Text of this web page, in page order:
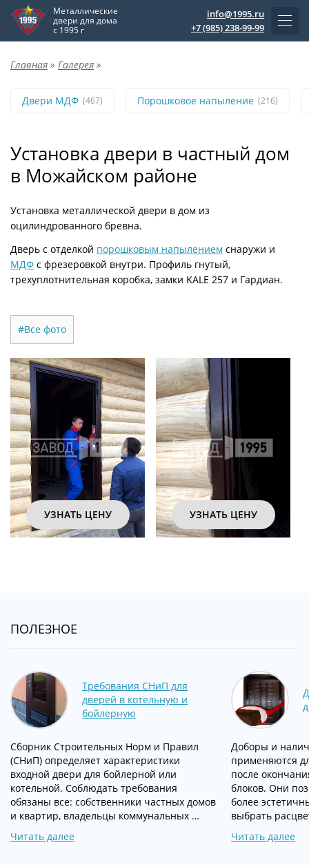
Металлические
двери для дома
с 1995 г
info@1995.ru
+7 (985) 238-99-99
Главная » Галерея »
Двери МДФ (467) Порошковое напыление (216)
Установка двери в частный дом
в Можайском районе
Установка металлической двери в дом из
оцилиндрованного бревна.
Дверь с отделкой порошковым напылением снаружи и
МДФ с фрезеровкой внутри. Профиль гнутый,
трехуплотнительная коробка, замки KALE 257 и Гардиан.
#Все фото
УЗНАТЬ ЦЕНУ УЗНАТЬ ЦЕНУ
ПОЛЕЗНОЕ
Требования СНиП для
дверей в котельную и
бойлерную
Сборник Строительных Норм и Правил
(СНиП) определяет характеристики
входной двери для бойлерной или
котельной. Соблюдать требования
обязаны все: собственники частных домов
и квартир, владельцы коммунальных …
Читать далее
Доборы и
применяются
после
блоков. Они
более
выбрать
Читать далее